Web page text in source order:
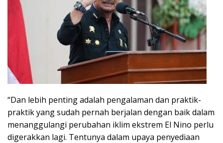
“Dan lebih penting adalah pengalaman dan praktik-
praktik yang sudah pernah berjalan dengan baik dalam
menanggulangi perubahan iklim ekstrem El Nino perlu
digerakkan lagi. Tentunya dalam upaya penyediaan